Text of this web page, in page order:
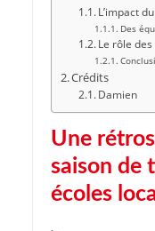
L’impact
Des
Le rôle
Crédits
Damien
Une
saison de
écoles